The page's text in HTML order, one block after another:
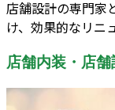
店舗設計の専門家
け、効果的なリニ
店舗内装・店